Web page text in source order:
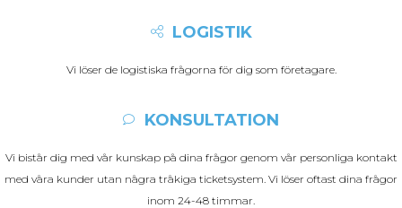
LOGISTIK
Vi löser de logistiska frågorna för dig som företagare.
KONSULTATION
Vi bistår dig med vår kunskap på dina frågor genom vår personliga kontakt
med våra kunder utan några tråkiga ticketsystem. Vi löser oftast dina frågor
inom 24-48 timmar.